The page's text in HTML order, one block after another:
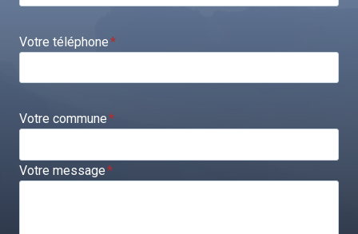
Votre téléphone*
Votre commune*
Votre message*